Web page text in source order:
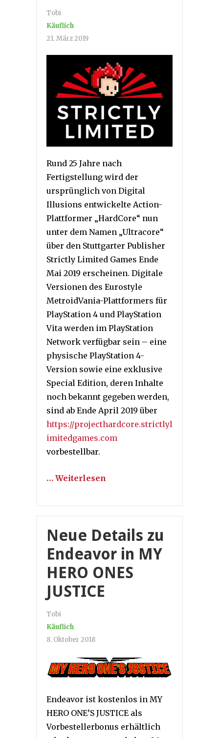
Tobi
Käuflich
21. März 2019
Rund 25 Jahre nach
Fertigstellung wird der
ursprünglich von Digital
Illusions entwickelte Action-
Plattformer „HardCore“ nun
unter dem Namen „Ultracore“
über den Stuttgarter Publisher
Strictly Limited Games Ende
Mai 2019 erscheinen. Digitale
Versionen des Eurostyle
MetroidVania-Plattformers für
PlayStation 4 und PlayStation
Vita werden im PlayStation
Network verfügbar sein – eine
physische PlayStation 4-
Version sowie eine exklusive
Special Edition, deren Inhalte
noch bekannt gegeben werden,
sind ab Ende April 2019 über
https://projecthardcore.strictlyl
imitedgames.com
vorbestellbar.
… Weiterlesen
Neue Details zu
Endeavor in MY
HERO ONES
JUSTICE
Tobi
Käuflich
8. Oktober 2018
Endeavor ist kostenlos in MY
HERO ONE’S JUSTICE als
Vorbestellerbonus erhältlich